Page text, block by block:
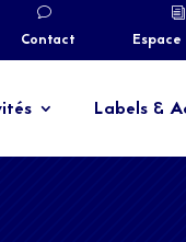
Contact Espace
Labels &